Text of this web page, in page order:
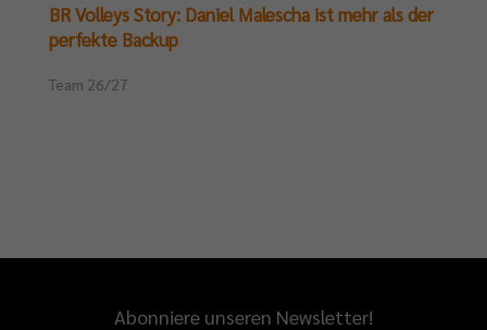
BR Volleys Story: Daniel Malescha ist mehr als der
perfekte Backup
Team 26/27
Abonniere unseren Newsletter!